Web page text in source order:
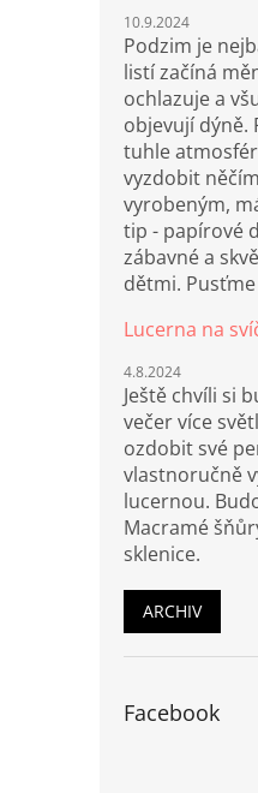
10.9.2024
Podzim je
listí začíná
ochlazuje a
objevují dýně.
tuhle
vyzdobit
vyrobeným,
tip - papírové
zábavné a
dětmi.
Lucerna na
4.8.2024
Ještě chvíli si
večer více
ozdobit své
vlastnoručně
lucernou.
Macramé
sklenice.
ARCHIV
Facebook